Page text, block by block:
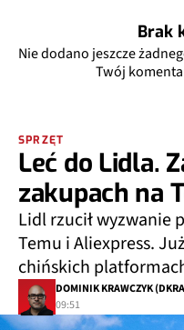
Brak
Nie dodano jeszcze
Twój
SPRZĘT
Leć do Lidla.
zakupach na
Lidl rzucił wyzwanie
Temu i Aliexpress.
chińskich
DOMINIK KRAWCZYK
09:51